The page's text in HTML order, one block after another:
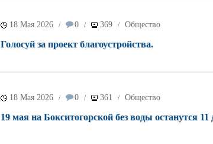
18 Мая 2026 / 0 / 369 / Общество
Голосуй за проект благоустройства.
18 Мая 2026 / 0 / 361 / Общество
19 мая на Бокситогорской без воды останутся 11